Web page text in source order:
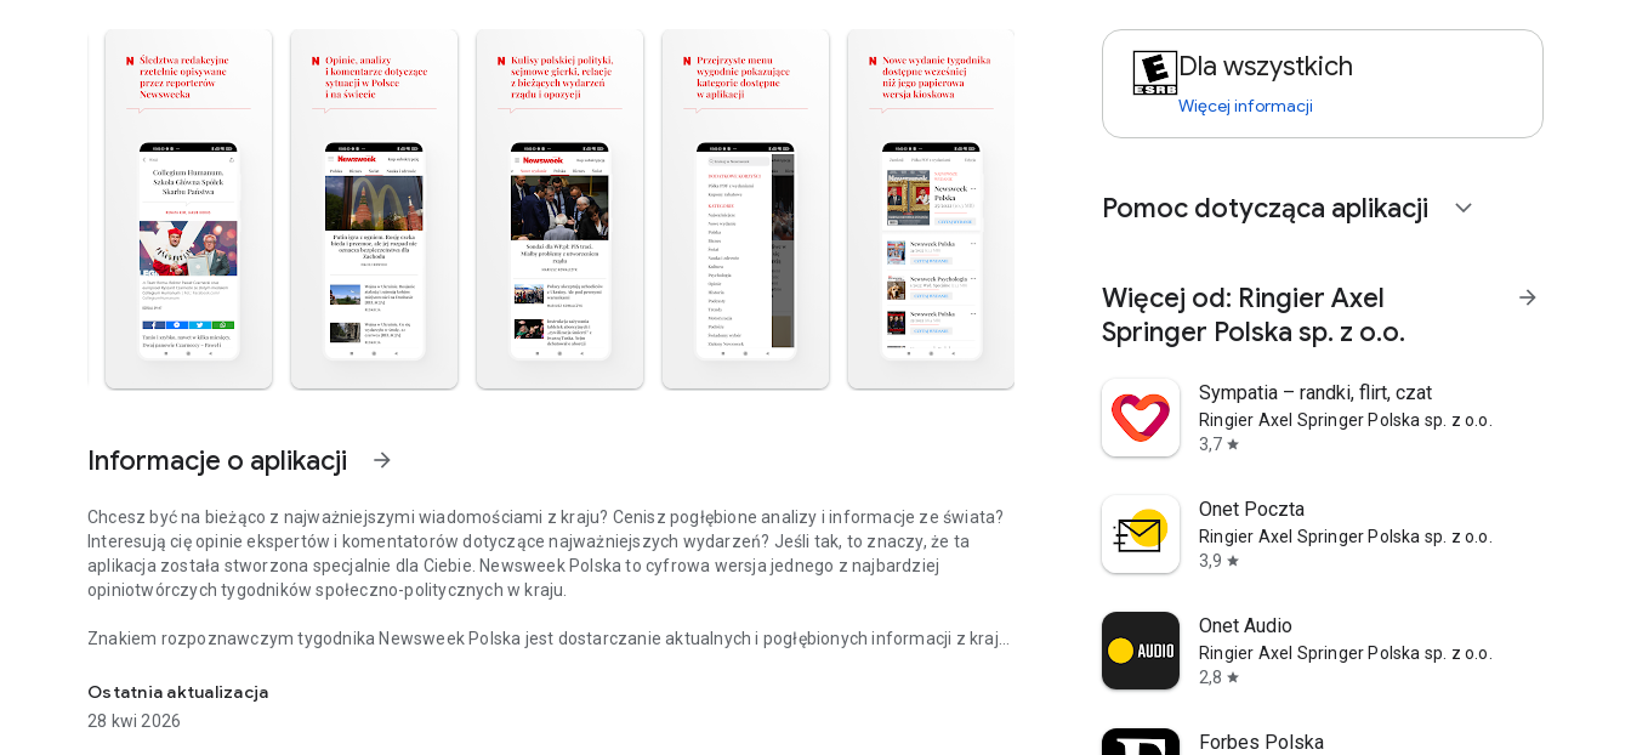
Informacje o aplikacji arrow_forward
Chcesz być na bieżąco z najważniejszymi wiadomościami z kraju? Cenisz pogłębione analizy i informacje ze świata?
Interesują cię opinie ekspertów i komentatorów dotyczące najważniejszych wydarzeń? Jeśli tak, to znaczy, że ta
aplikacja została stworzona specjalnie dla Ciebie. Newsweek Polska to cyfrowa wersja jednego z najbardziej
opiniotwórczych tygodników społeczno-politycznych w kraju.
Znakiem rozpoznawczym tygodnika Newsweek Polska jest dostarczanie aktualnych i pogłębionych informacji z kraju
Tygodnik Newsweek Polska to także wywiady z autorytetami i ciekawymi osobowościami na temat procesów oraz
ważnych wydarzeń zachodzących w Polsce i za granicą.
Ostatnia aktualizacja
28 kwi 2026
Dla wszystkich
Więcej informacji
Pomoc dotycząca aplikacji expand_more
Więcej od: Ringier Axel
Springer Polska sp. z o.o.
arrow_forward
Sympatia – randki, flirt, czat
Ringier Axel Springer Polska sp. z o.o.
3,7 star
Onet Poczta
Ringier Axel Springer Polska sp. z o.o.
3,9 star
Onet Audio
Ringier Axel Springer Polska sp. z o.o.
2,8 star
Forbes Polska